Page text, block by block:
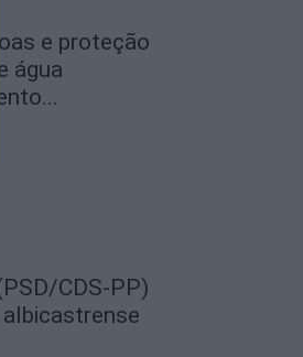
e proteção
água
CDS-PP)